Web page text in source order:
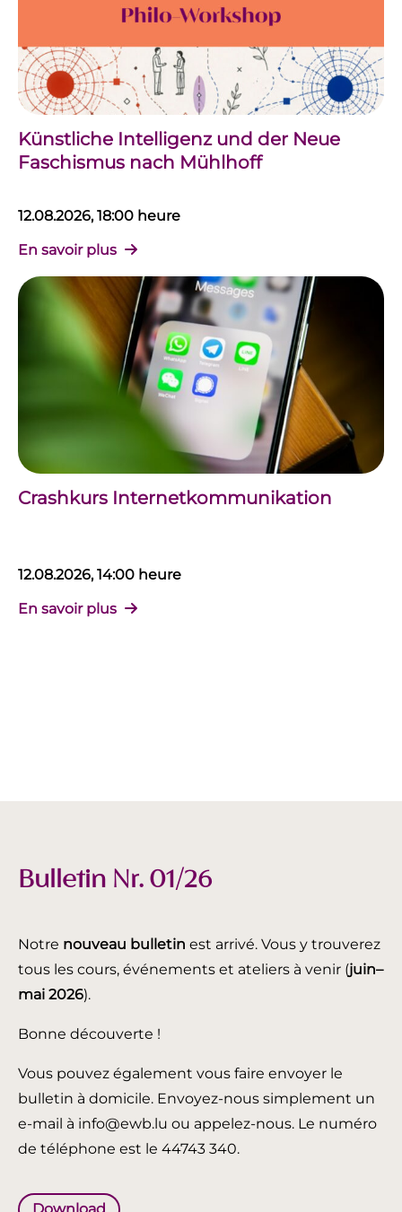
Künstliche Intelligenz und der Neue
Faschismus nach Mühlhoff
12.08.2026, 18:00 heure
En savoir plus
Crashkurs Internetkommunikation
12.08.2026, 14:00 heure
En savoir plus
Bulletin Nr. 01/26
Notre nouveau bulletin est arrivé. Vous y trouverez
tous les cours, événements et ateliers à venir (juin–
mai 2026).
Bonne découverte !
Vous pouvez également vous faire envoyer le
bulletin à domicile. Envoyez-nous simplement un
e-mail à info@ewb.lu ou appelez-nous. Le numéro
de téléphone est le 44743 340.